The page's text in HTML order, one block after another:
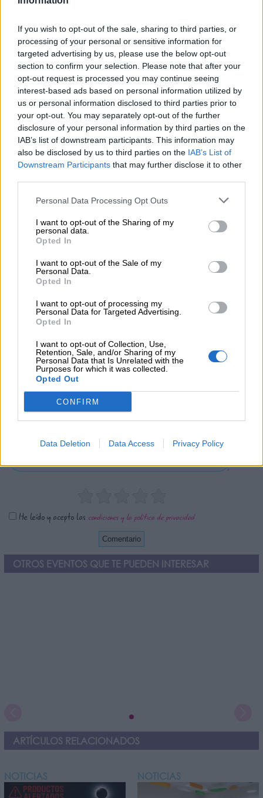
If you wish to opt-out of the sale, sharing to third parties, or
processing of your personal or sensitive information for
targeted advertising by us, please use the below opt-out
section to confirm your selection. Please note that after your
opt-out request is processed you may continue seeing
interest-based ads based on personal information utilized by
us or personal information disclosed to third parties prior to
your opt-out. You may separately opt-out of the further
disclosure of your personal information by third parties on the
IAB’s list of downstream participants. This information may
also be disclosed by us to third parties on the IAB’s List of
Downstream Participants that may further disclose it to other
Personal Data Processing Opt Outs
I want to opt-out of the Sharing of my
personal data.
Opted In
I want to opt-out of the Sale of my
Personal Data.
Opted In
I want to opt-out of processing my
Personal Data for Targeted Advertising.
Opted In
I want to opt-out of Collection, Use,
Retention, Sale, and/or Sharing of my
Personal Data that Is Unrelated with the
Purposes for which it was collected.
Opted Out
CONFIRM
Data Deletion Data Access Privacy Policy
fácilmente: los desacuerdos, la importancia de
escuchar a los demás y el valor de trabajar
juntos para alcanzar un objetivo común.
Una aventura repleta de hechizos, color y
sorpresas donde la imaginación tiene la última
palabra.
Ficha artística – ‘La guerra de los magos’
Compañía:
Barquito de Colores.
Alejandra Venturini.
Música en directo:Layla Benjamín.
COMPARTIR:
Opiniones Cuentacuentos teatralizado - La guerra
¿Qué te ha parecido? Comparte tu opinión:
Sólo los usuarios registrados pueden escribir comentarios
He leído y acepto las condiciones y la política de privacidad
OTROS EVENTOS QUE TE PUEDEN INTERESAR
ARTÍCULOS RELACIONADOS
NOTICIAS NOTICIAS